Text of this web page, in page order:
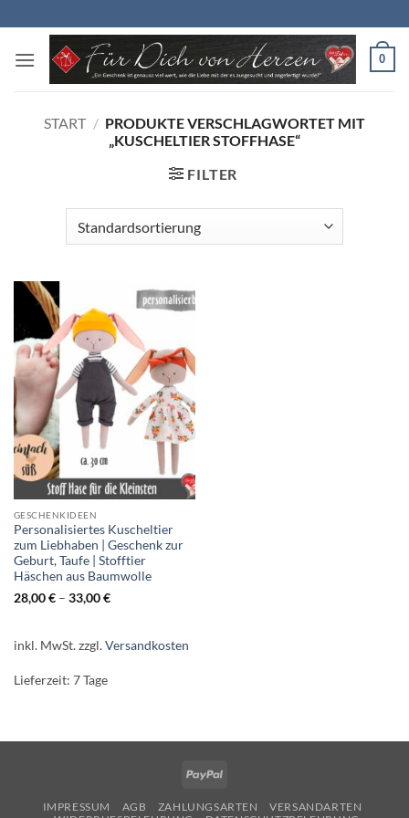
Inhalt
springen
0
START / PRODUKTE VERSCHLAGWORTET MIT
„KUSCHELTIER STOFFHASE“
FILTER
GESCHENKIDEEN
Personalisiertes Kuscheltier
zum Liebhaben | Geschenk zur
Geburt, Taufe | Stofftier
Häschen aus Baumwolle
28,00€– 33,00€
inkl. MwSt.zzgl.Versandkosten
Lieferzeit: 7 Tage
PayPal
IMPRESSUM AGB ZAHLUNGSARTEN
VERSANDARTEN